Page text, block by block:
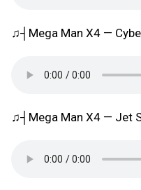
♫┤Mega Man X4 —
♫┤Mega Man X4 — Jet